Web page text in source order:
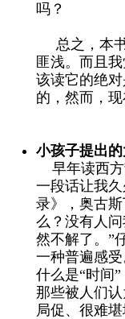
吗？
总之，本书
匪浅。而且
该读它的绝
的，然而，
小孩子提出
早年读西方
一段话让我
录》，奥古
么？没有人
然不解了。”
一种普遍感
什么是“时间
那些被人们
局促、很难